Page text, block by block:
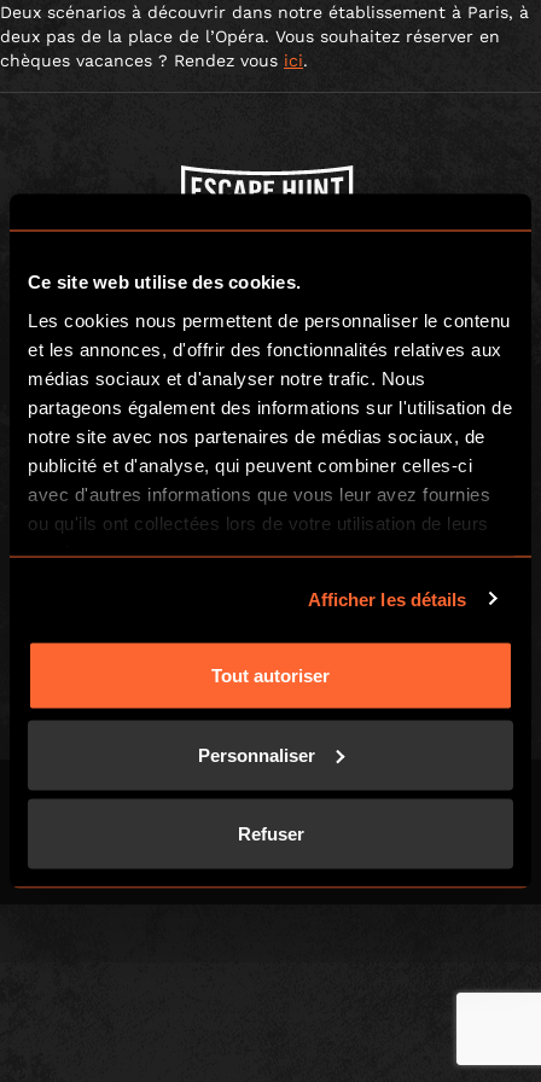
Ce site web utilise des cookies.
Les cookies nous permettent de personnaliser le contenu
et les annonces, d'offrir des fonctionnalités relatives aux
médias sociaux et d'analyser notre trafic. Nous
partageons également des informations sur l'utilisation de
notre site avec nos partenaires de médias sociaux, de
publicité et d'analyse, qui peuvent combiner celles-ci
avec d'autres informations que vous leur avez fournies
ou qu'ils ont collectées lors de votre utilisation de leurs
services.
Afficher les détails
Tout autoriser
Personnaliser
Refuser
Deux scénarios à découvrir dans notre établissement à Paris, à
deux pas de la place de l’Opéra. Vous souhaitez réserver en
chèques vacances ? Rendez vous ici.
Company number: 10676408
Basement level, 70-88 Oxford Street, London, W1D 1BS
LOCAL
Comment jouer
Événement particuliers
Blog
Avis clients
Retrouvez-nous
Contact
FAQs
Carrières
Politique de